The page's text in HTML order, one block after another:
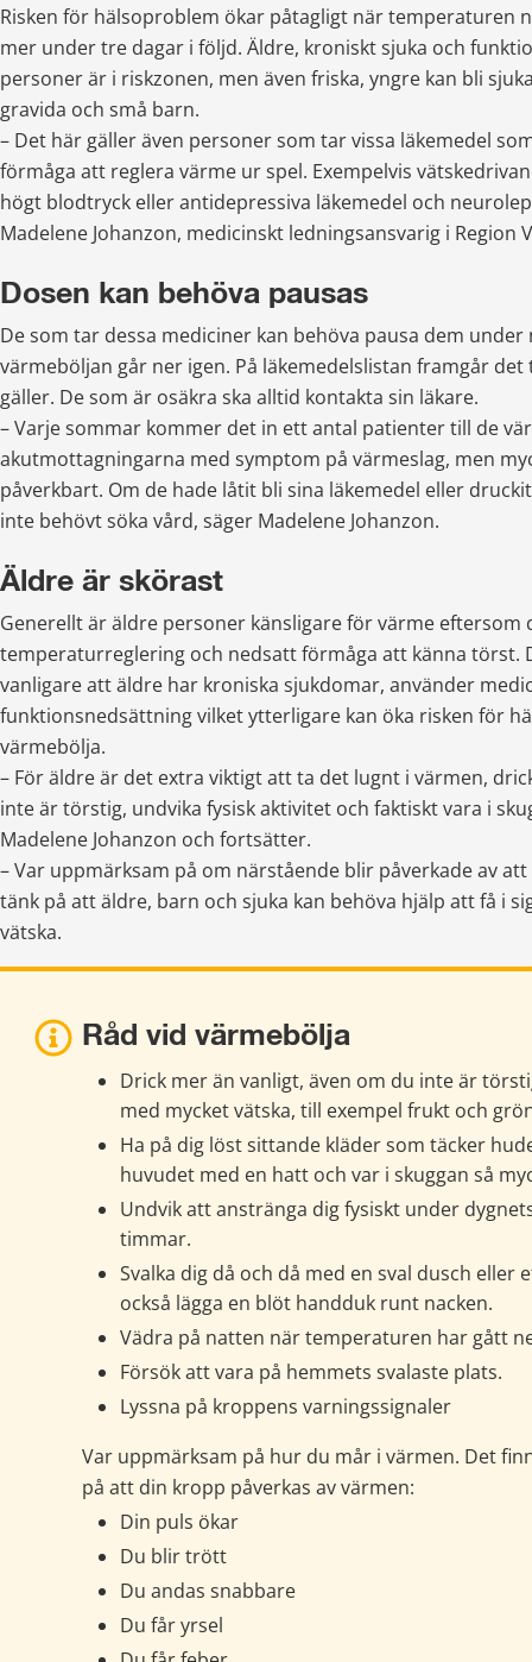
Risken för hälsoproblem ökar påtagligt när temperaturen
mer under tre dagar i följd. Äldre, kroniskt sjuka och
personer är i riskzonen, men även friska, yngre kan bli
gravida och små barn.
– Det här gäller även personer som tar vissa läkemedel
förmåga att reglera värme ur spel. Exempelvis
högt blodtryck eller antidepressiva läkemedel och
Madelene Johanzon, medicinskt ledningsansvarig i Region
Dosen kan behöva pausas
De som tar dessa mediciner kan behöva pausa dem
värmeböljan går ner igen. På läkemedelslistan framgår det
gäller. De som är osäkra ska alltid kontakta sin läkare.
– Varje sommar kommer det in ett antal patienter till de
akutmottagningarna med symptom på värmeslag, men
påverkbart. Om de hade låtit bli sina läkemedel eller
inte behövt söka vård, säger Madelene Johanzon.
Äldre är skörast
Generellt är äldre personer känsligare för värme eftersom
temperaturreglering och nedsatt förmåga att känna törst.
vanligare att äldre har kroniska sjukdomar, använder
funktionsnedsättning vilket ytterligare kan öka risken för
värmebölja.
– För äldre är det extra viktigt att ta det lugnt i värmen,
inte är törstig, undvika fysisk aktivitet och faktiskt vara i
Madelene Johanzon och fortsätter.
– Var uppmärksam på om närstående blir påverkade av
tänk på att äldre, barn och sjuka kan behöva hjälp att få i
vätska.
Råd vid värmebölja
Drick mer än vanligt, även om du inte är
med mycket vätska, till exempel frukt och
Ha på dig löst sittande kläder som täcker
huvudet med en hatt och var i skuggan så
Undvik att anstränga dig fysiskt under
timmar.
Svalka dig då och då med en sval dusch eller
också lägga en blöt handduk runt nacken.
Vädra på natten när temperaturen har gått
Försök att vara på hemmets svalaste plats.
Lyssna på kroppens varningssignaler
Var uppmärksam på hur du mår i värmen. Det
på att din kropp påverkas av värmen:
Din puls ökar
Du blir trött
Du andas snabbare
Du får yrsel